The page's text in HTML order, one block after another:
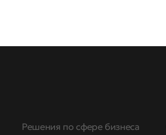
Решения по сфере бизнеса